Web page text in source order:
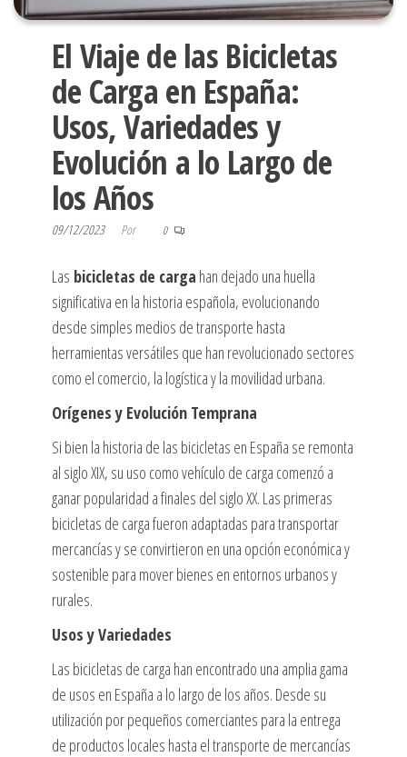
El Viaje de las Bicicletas
de Carga en España:
Usos, Variedades y
Evolución a lo Largo de
los Años
09/12/2023 Por 0
Las bicicletas de carga han dejado una huella
significativa en la historia española, evolucionando
desde simples medios de transporte hasta
herramientas versátiles que han revolucionado sectores
como el comercio, la logística y la movilidad urbana.
Orígenes y Evolución Temprana
Si bien la historia de las bicicletas en España se remonta
al siglo XIX, su uso como vehículo de carga comenzó a
ganar popularidad a finales del siglo XX. Las primeras
bicicletas de carga fueron adaptadas para transportar
mercancías y se convirtieron en una opción económica y
sostenible para mover bienes en entornos urbanos y
rurales.
Usos y Variedades
Las bicicletas de carga han encontrado una amplia gama
de usos en España a lo largo de los años. Desde su
utilización por pequeños comerciantes para la entrega
de productos locales hasta el transporte de mercancías